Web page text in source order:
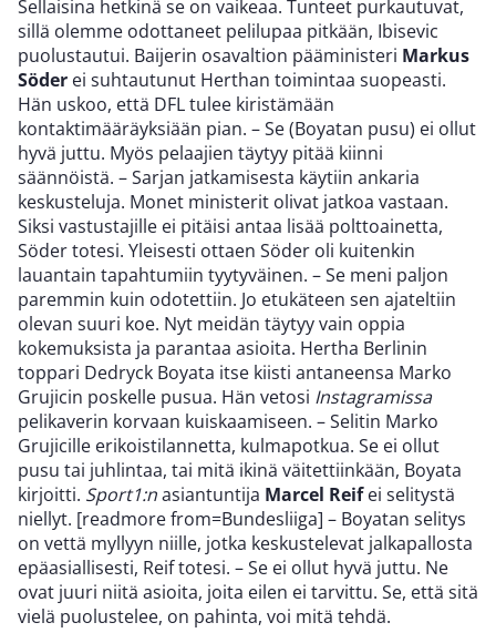
Sellaisina hetkinä se on vaikeaa. Tunteet purkautuvat,
sillä olemme odottaneet pelilupaa pitkään, Ibisevic
puolustautui. Baijerin osavaltion pääministeri Markus
Söder ei suhtautunut Herthan toimintaa suopeasti.
Hän uskoo, että DFL tulee kiristämään
kontaktimääräyksiään pian. – Se (Boyatan pusu) ei ollut
hyvä juttu. Myös pelaajien täytyy pitää kiinni
säännöistä. – Sarjan jatkamisesta käytiin ankaria
keskusteluja. Monet ministerit olivat jatkoa vastaan.
Siksi vastustajille ei pitäisi antaa lisää polttoainetta,
Söder totesi. Yleisesti ottaen Söder oli kuitenkin
lauantain tapahtumiin tyytyväinen. – Se meni paljon
paremmin kuin odotettiin. Jo etukäteen sen ajateltiin
olevan suuri koe. Nyt meidän täytyy vain oppia
kokemuksista ja parantaa asioita. Hertha Berlinin
toppari Dedryck Boyata itse kiisti antaneensa Marko
Grujicin poskelle pusua. Hän vetosi Instagramissa
pelikaverin korvaan kuiskaamiseen. – Selitin Marko
Grujicille erikoistilannetta, kulmapotkua. Se ei ollut
pusu tai juhlintaa, tai mitä ikinä väitettiinkään, Boyata
kirjoitti. Sport1:nasiantuntija Marcel Reifei selitystä
niellyt. [readmore from=Bundesliiga] – Boyatan selitys
on vettä myllyyn niille, jotka keskustelevat jalkapallosta
epäasiallisesti, Reif totesi. – Se ei ollut hyvä juttu. Ne
ovat juuri niitä asioita, joita eilen ei tarvittu. Se, että sitä
vielä puolustelee, on pahinta, voi mitä tehdä.